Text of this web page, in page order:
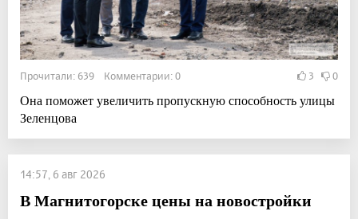
Прочитали: 639 Комментарии: 0 3 0
Она поможет увеличить пропускную способность улицы
Зеленцова
14:57, 6 авг 2026
В Магнитогорске цены на новостройки